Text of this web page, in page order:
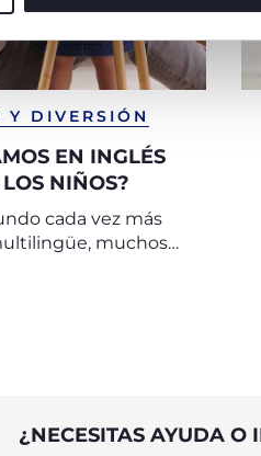
Y DIVERSIÓN
EN INGLÉS
NIÑOS?
cada vez más
muchos
¿NECESITAS AYUDA O